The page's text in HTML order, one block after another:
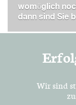
womöglich
dann sind Sie
Wir sind